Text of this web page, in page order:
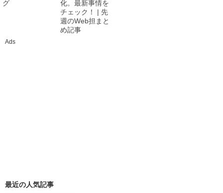
グ
化。最新事情を
チェック！ | 先
週のWeb担まと
め記事
Ads
最近の人気記事